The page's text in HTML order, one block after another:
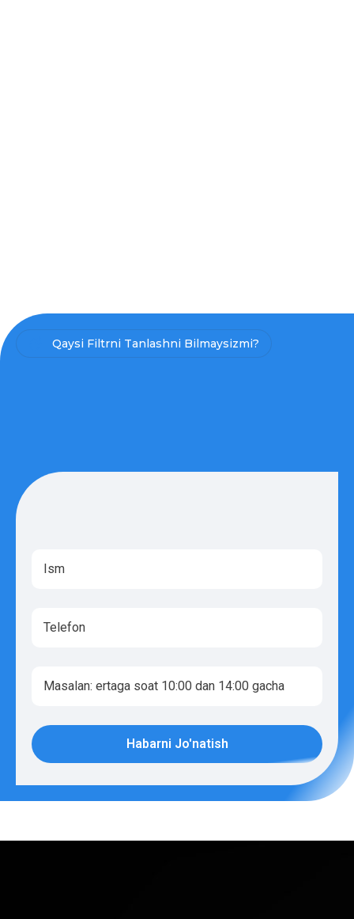
Qaysi Filtrni Tanlashni Bilmaysizmi?
Habarni Jo'natish